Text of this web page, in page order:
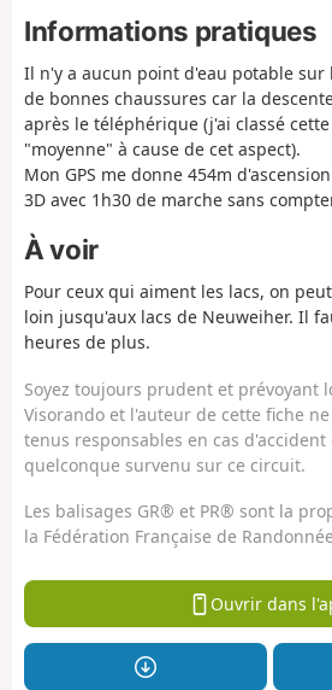
Informations pratiques
Il n'y a aucun point d'eau potable sur
de bonnes chaussures car la
après le téléphérique (j'ai classé
"moyenne" à cause de cet aspect).
Mon GPS me donne 454m
3D avec 1h30 de marche sans
À voir
Pour ceux qui aiment les lacs, on
loin jusqu'aux lacs de Neuweiher. Il
heures de plus.
Soyez toujours prudent et prévoyant
Visorando et l'auteur de cette fiche
tenus responsables en cas
quelconque survenu sur ce circuit.
Les balisages GR® et PR® sont la
la Fédération Française de
Ouvrir dans